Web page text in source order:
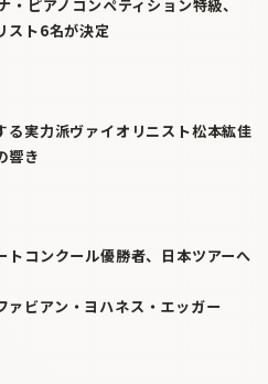
・ピアノコンペティション特級、
スト6名が決定
る実力派ヴァイオリニスト松本紘佳
響き
トコンクール優勝者、日本ツアーへ
ァビアン・ヨハネス・エッガー